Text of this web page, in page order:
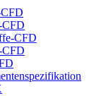
CFD
CFD